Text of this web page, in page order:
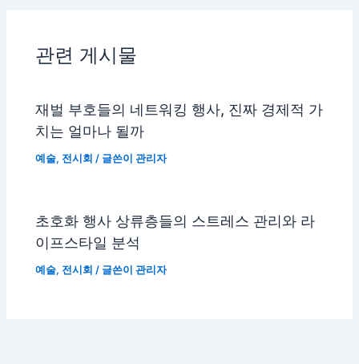
관련 게시물
재벌 부호들의 네트워킹 행사, 진짜 경제적 가
치는 얼마나 될까
예술, 전시회 / 글쓴이관리자
초호화 행사 상류층들의 스트레스 관리와 라
이프스타일 분석
예술, 전시회 / 글쓴이관리자